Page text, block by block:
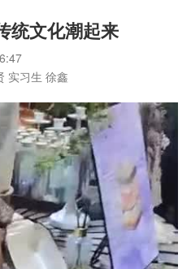
统文化潮起来
实习生 徐鑫